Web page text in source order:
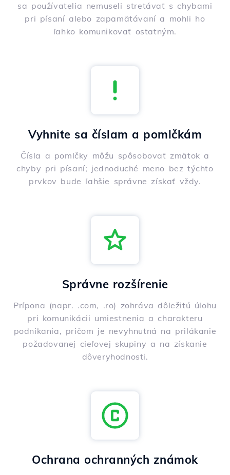
sa používatelia nemuseli stretávať s chybami
pri písaní alebo zapamätávaní a mohli ho
ľahko komunikovať ostatným.
Vyhnite sa číslam a pomlčkám
Čísla a pomlčky môžu spôsobovať zmätok a
chyby pri písaní; jednoduché meno bez týchto
prvkov bude ľahšie správne získať vždy.
Správne rozšírenie
Prípona (napr. .com, .ro) zohráva dôležitú úlohu
pri komunikácii umiestnenia a charakteru
podnikania, pričom je nevyhnutná na prilákanie
požadovanej cieľovej skupiny a na získanie
dôveryhodnosti.
Ochrana ochranných známok